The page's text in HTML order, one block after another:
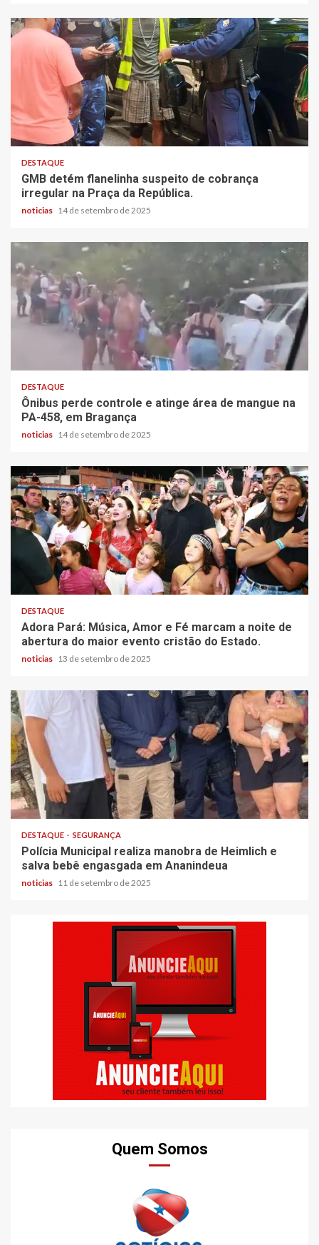
DESTAQUE
GMB detém flanelinha suspeito de cobrança
irregular na Praça da República.
noticias 14 de setembro de 2025
DESTAQUE
Ônibus perde controle e atinge área de mangue na
PA-458, em Bragança
noticias 14 de setembro de 2025
DESTAQUE
Adora Pará: Música, Amor e Fé marcam a noite de
abertura do maior evento cristão do Estado.
noticias 13 de setembro de 2025
DESTAQUE SEGURANÇA
Polícia Municipal realiza manobra de Heimlich e
salva bebê engasgada em Ananindeua
noticias 11 de setembro de 2025
Quem Somos